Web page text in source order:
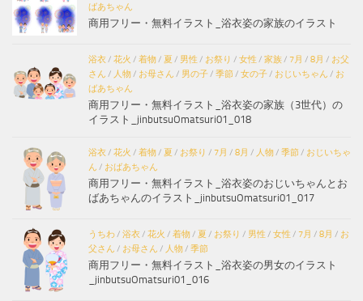
ばあちゃん
商用フリー・無料イラスト_浴衣姿の家族のイラスト
浴衣 / 花火 / 着物 / 夏 / 男性 / お祭り / 女性 / 家族 / 7月 / 8月 / お父
さん / 人物 / お母さん / 男の子 / 季節 / 女の子 / おじいちゃん / お
ばあちゃん
商用フリー・無料イラスト_浴衣姿の家族（3世代）の
イラスト_jinbutsuOmatsuri01_018
浴衣 / 花火 / 着物 / 夏 / お祭り / 7月 / 8月 / 人物 / 季節 / おじいちゃ
ん / おばあちゃん
商用フリー・無料イラスト_浴衣姿のおじいちゃんとお
ばあちゃんのイラスト_jinbutsuOmatsuri01_017
うちわ / 浴衣 / 花火 / 着物 / 夏 / お祭り / 男性 / 女性 / 7月 / 8月 / お
父さん / お母さん / 人物 / 季節
商用フリー・無料イラスト_浴衣姿の男女のイラスト
_jinbutsuOmatsuri01_016